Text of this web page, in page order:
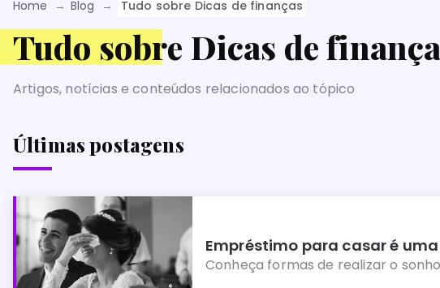
Home Blog Tudo sobre Dicas de finanças
Tudo sobre Dicas de
Artigos, notícias e conteúdos relacionados ao tópico
Últimas postagens
Empréstimo para casar é
Conheça formas de realizar o